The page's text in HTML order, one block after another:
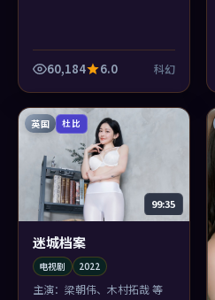
60,184 6.0 科幻
英国 杜比
99:35
迷城档案
电视剧 2022
主演： 梁朝伟、木村拓哉 等